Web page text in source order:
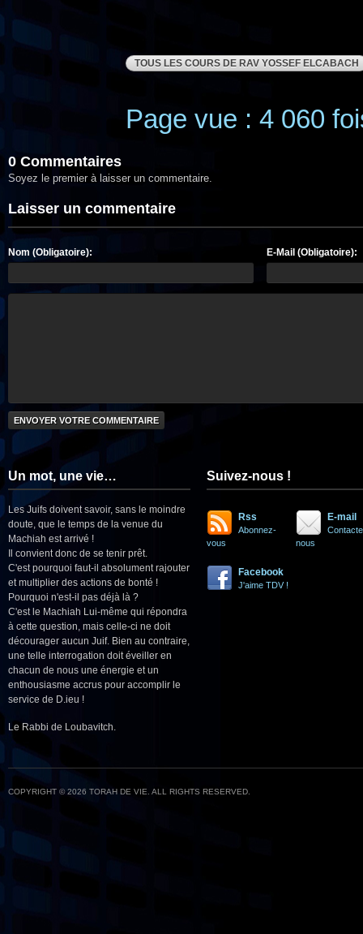
TOUS LES COURS DE RAV YOSSEF ELCABACH
Page vue : 4 060
0 Commentaires
Soyez le premier à laisser un commentaire.
Laisser un commentaire
Nom (Obligatoire): E-Mail (Obligatoire):
Un mot, une vie…
Les Juifs doivent savoir, sans le moindre
doute, que le temps de la venue du
Machiah est arrivé !
Il convient donc de se tenir prêt.
C'est pourquoi faut-il absolument rajouter
et multiplier des actions de bonté !
Pourquoi n'est-il pas déjà là ?
C'est le Machiah Lui-même qui répondra
à cette question, mais celle-ci ne doit
décourager aucun Juif. Bien au contraire,
une telle interrogation doit éveiller en
chacun de nous une énergie et un
enthousiasme accrus pour accomplir le
service de D.ieu !
Le Rabbi de Loubavitch.
Suivez-nous !
Rss
Abonnez-
vous
E-mail
nous
Facebook
J'aime TDV !
COPYRIGHT © 2026 TORAH DE VIE. ALL RIGHTS RESERVED.